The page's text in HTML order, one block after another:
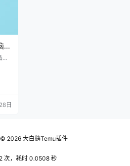
了
想日
2026大白鹅Temu插件
次，耗时 0.0508 秒